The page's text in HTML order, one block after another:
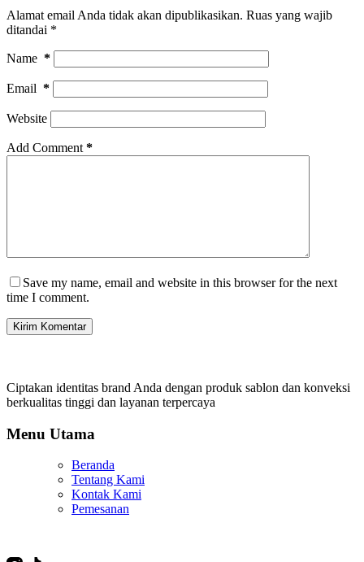
Alamat email Anda tidak akan dipublikasikan. Ruas yang wajib
ditandai *
Name *
Email *
Website
Add Comment *
Save my name, email and website in this browser for the next
time I comment.
Kirim Komentar
Ciptakan identitas brand Anda dengan produk sablon dan konveksi
berkualitas tinggi dan layanan terpercaya
Menu Utama
Beranda
Tentang Kami
Kontak Kami
Pemesanan